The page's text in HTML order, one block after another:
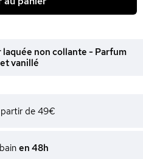
non collante - Parfum
vanillé
de 49€
en 48h